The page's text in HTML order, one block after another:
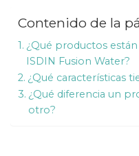
Contenido de la
¿Qué productos
ISDIN Fusion Water?
¿Qué características
¿Qué diferencia un
otro?